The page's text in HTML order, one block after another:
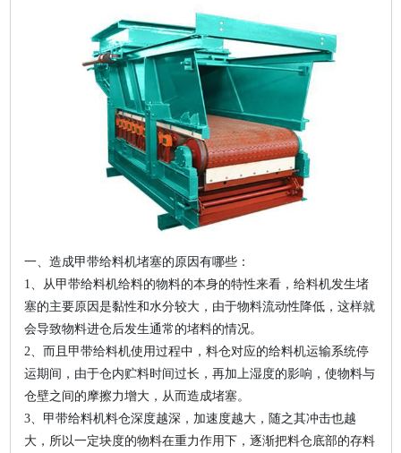
一、造成甲带给料机堵塞的原因有哪些：
1、从甲带给料机给料的物料的本身的特性来看，给料机发生堵
塞的主要原因是黏性和水分较大，由于物料流动性降低，这样就
会导致物料进仓后发生通常的堵料的情况。
2、而且甲带给料机使用过程中，料仓对应的给料机运输系统停
运期间，由于仓内贮料时间过长，再加上湿度的影响，使物料与
仓壁之间的摩擦力增大，从而造成堵塞。
3、甲带给料机料仓深度越深，加速度越大，随之其冲击也越
大，所以一定块度的物料在重力作用下，逐渐把料仓底部的存料